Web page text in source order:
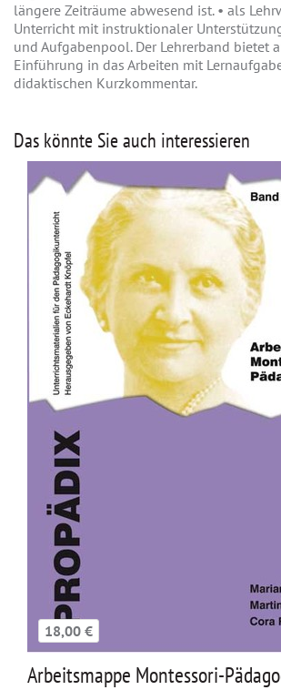
längere Zeiträume abwesend ist. • als
Unterricht mit instruktionaler
und Aufgabenpool. Der Lehrerband bietet
Einführung in das Arbeiten mit
didaktischen Kurzkommentar.
Das könnte Sie auch interessieren
18,00 €
Arbeitsmappe Montessori-